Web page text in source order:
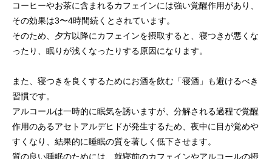
コーヒーやお茶に含まれるカフェインには強い覚醒作用があり、
その効果は3〜4時間続くとされています。
そのため、夕方以降にカフェインを摂取すると、寝つきが悪くな
ったり、眠りが浅くなったりする原因になります。
また、寝つきを良くするためにお酒を飲む「寝酒」も避けるべき
習慣です。
アルコールは一時的に眠気を誘いますが、分解される過程で覚醒
作用のあるアセトアルデヒドが発生するため、夜中に目が覚めや
すくなり、結果的に睡眠の質を著しく低下させます。
質の良い睡眠のためには、就寝前のカフェインやアルコールの摂